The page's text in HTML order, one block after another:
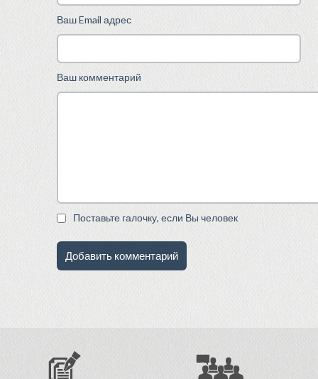
Ваш Email адрес
Ваш комментарий
Поставьте галочку, если Вы человек